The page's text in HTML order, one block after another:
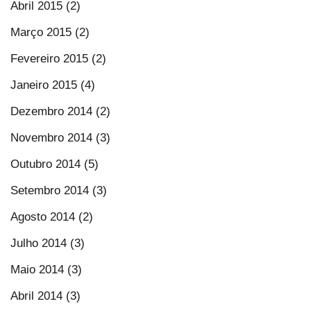
Abril 2015 (2)
Março 2015 (2)
Fevereiro 2015 (2)
Janeiro 2015 (4)
Dezembro 2014 (2)
Novembro 2014 (3)
Outubro 2014 (5)
Setembro 2014 (3)
Agosto 2014 (2)
Julho 2014 (3)
Maio 2014 (3)
Abril 2014 (3)